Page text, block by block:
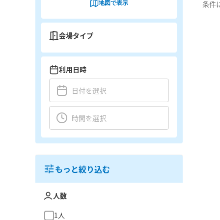
条件
地図で表示
会場タイプ
利用日時
もっと絞り込む
人数
1人